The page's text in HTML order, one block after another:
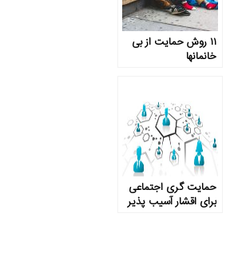
۱۱ روش حمایت از بی
خانمان­ها
حمایت گری اجتماعی
برای اقشار آسیب پذیر